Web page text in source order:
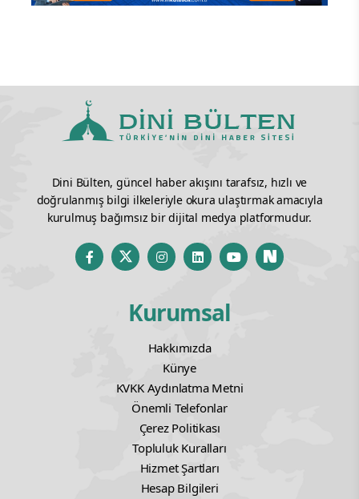
Dini Bülten, güncel haber akışını tarafsız, hızlı ve
doğrulanmış bilgi ilkeleriyle okura ulaştırmak amacıyla
kurulmuş bağımsız bir dijital medya platformudur.
Kurumsal
Hakkımızda
Künye
KVKK Aydınlatma Metni
Önemli Telefonlar
Çerez Politikası
Topluluk Kuralları
Hizmet Şartları
Hesap Bilgileri